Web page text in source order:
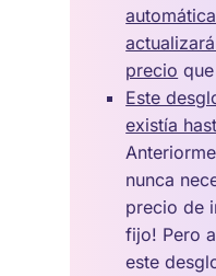
precio
Este
existía
nunca
precio de
fijo! Pero
este